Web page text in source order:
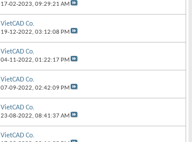
17-02-2023,09:29:21 AM
VietCAD Co.
19-12-2022,03:12:08 PM
VietCAD Co.
04-11-2022,01:22:17 PM
VietCAD Co.
07-09-2022,02:42:09 PM
VietCAD Co.
23-08-2022,08:41:37 AM
VietCAD Co.